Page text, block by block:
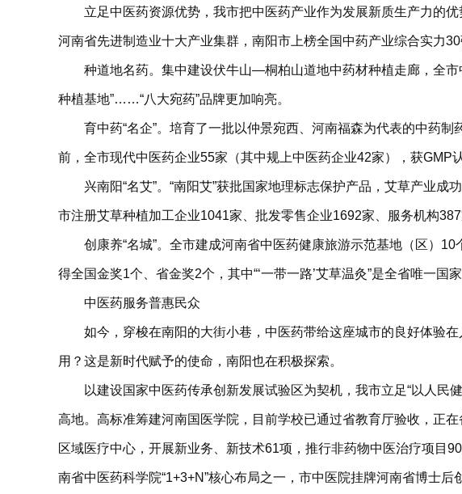
立足中医药资源优势，我市把中医药产业作为发展新质生产力的
河南省先进制造业十大产业集群，南阳市上榜全国中药产业综合实力30
种道地名药。集中建设伏牛山—桐柏山道地中药材种植走廊，全
种植基地”……“八大宛药”品牌更加响亮。
育中药“名企”。培育了一批以仲景宛西、河南福森为代表的中药
前，全市现代中医药企业55家（其中规上中医药企业42家），获GMP
兴南阳“名艾”。“南阳艾”获批国家地理标志保护产品，艾草产业
市注册艾草种植加工企业1041家、批发零售企业1692家、服务机构
创康养“名城”。全市建成河南省中医药健康旅游示范基地（区）
得全国金奖1个、省金奖2个，其中“‘一带一路’艾草温灸”是全省唯一国
中医药服务普惠民众
如今，穿梭在南阳的大街小巷，中医药带给这座城市的良好体验
用？这是新时代赋予的使命，南阳也在积极探索。
以建设国家中医药传承创新发展试验区为契机，我市立足“以人
高地。高标准筹建河南国医学院，目前学校已通过省教育厅验收，正
区域医疗中心，开展新业务、新技术61项，推行非药物中医治疗项目
南省中医药科学院“1+3+N”核心布局之一，市中医院挂牌河南省博士